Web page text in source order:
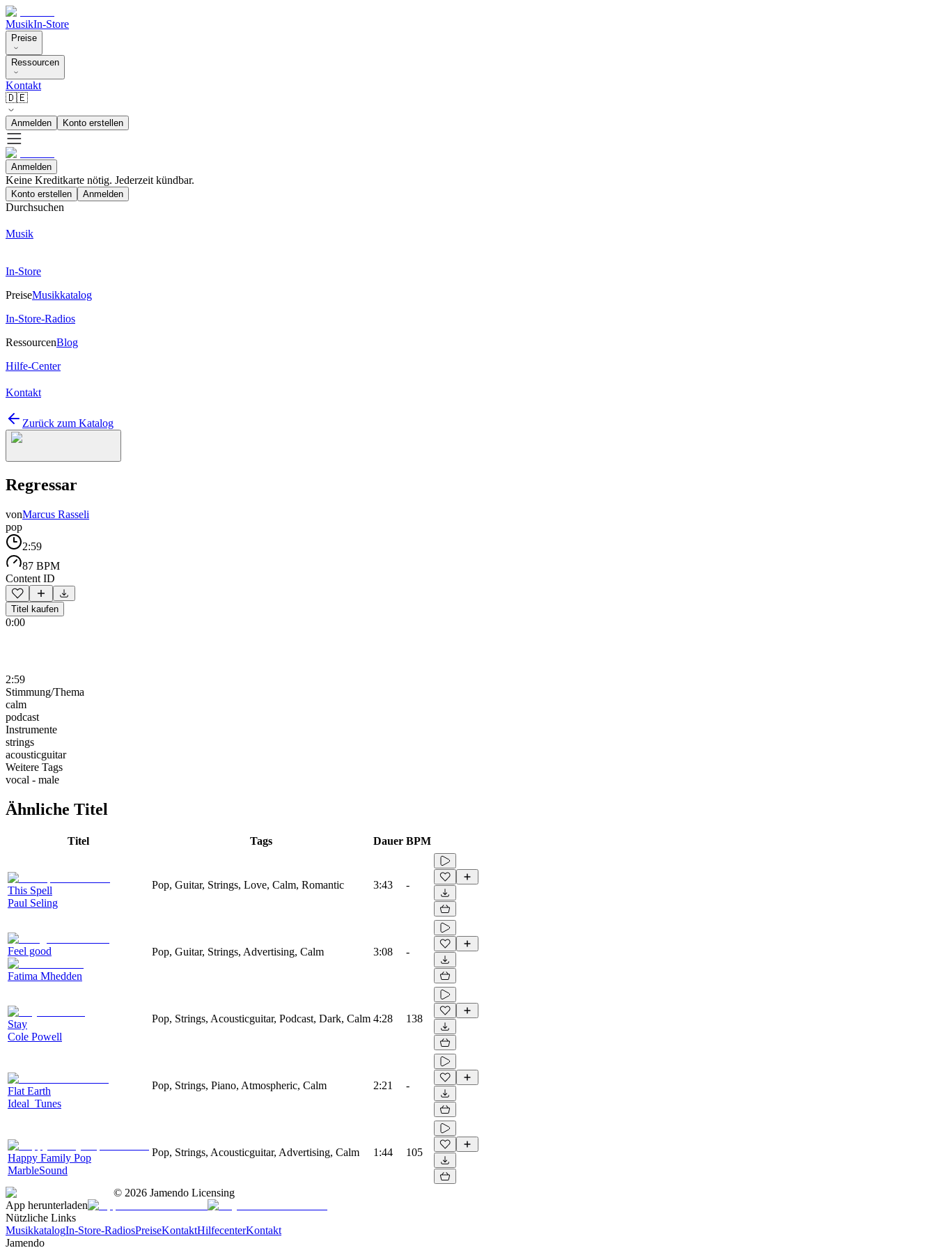
MusikIn-Store
Preise
Ressourcen
Kontakt
🇩🇪
Anmelden Konto erstellen
Anmelden
Keine Kreditkarte nötig. Jederzeit kündbar.
Konto erstellen Anmelden
Durchsuchen
Musik
In-Store
PreiseMusikkatalog
In-Store-Radios
RessourcenBlog
Hilfe-Center
Kontakt
Zurück zum Katalog
Regressar
vonMarcus Rasseli
pop
2:59
87 BPM
Content ID
Titel kaufen
0:00
2:59
Stimmung/Thema
calm
podcast
Instrumente
strings
acousticguitar
Weitere Tags
vocal - male
Ähnliche Titel
Titel Tags Dauer BPM
This Spell
Paul Seling
Pop, Guitar, Strings, Love, Calm, Romantic 3:43 -
Feel good
Fatima Mhedden
Pop, Guitar, Strings, Advertising, Calm 3:08 -
Stay
Cole Powell
Pop, Strings, Acousticguitar, Podcast, Dark, Calm 4:28 138
Flat Earth
Ideal_Tunes
Pop, Strings, Piano, Atmospheric, Calm 2:21 -
Happy Family Pop
MarbleSound
Pop, Strings, Acousticguitar, Advertising, Calm 1:44 105
© 2026 Jamendo Licensing
App herunterladen
Nützliche Links
MusikkatalogIn-Store-RadiosPreiseKontaktHilfecenterKontakt
Jamendo